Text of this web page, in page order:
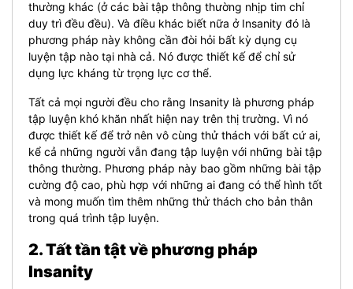
thường khác (ở các bài tập thông thường nhịp tim chỉ
duy trì đều đều). Và điều khác biết nữa ở Insanity đó là
phương pháp này không cần đòi hỏi bất kỳ dụng cụ
luyện tập nào tại nhà cả. Nó được thiết kế để chỉ sử
dụng lực kháng từ trọng lực cơ thể.
Tất cả mọi người đều cho rằng Insanity là phương pháp
tập luyện khó khăn nhất hiện nay trên thị trường. Vì nó
được thiết kế để trở nên vô cùng thử thách với bất cứ ai,
kể cả những người vẫn đang tập luyện với những bài tập
thông thường. Phương pháp này bao gồm những bài tập
cường độ cao, phù hợp với những ai đang có thể hình tốt
và mong muốn tìm thêm những thử thách cho bản thân
trong quá trình tập luyện.
2. Tất tần tật về phương pháp
Insanity